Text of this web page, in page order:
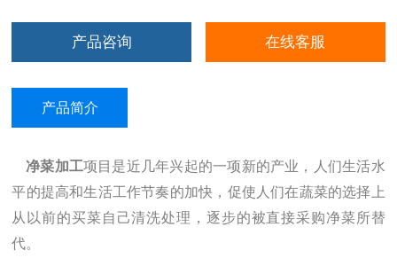
产品咨询 在线客服
产品简介
净菜加工项目是近几年兴起的一项新的产业，人们生活水
平的提高和生活工作节奏的加快，促使人们在蔬菜的选择上
从以前的买菜自己清洗处理，逐步的被直接采购净菜所替
代。